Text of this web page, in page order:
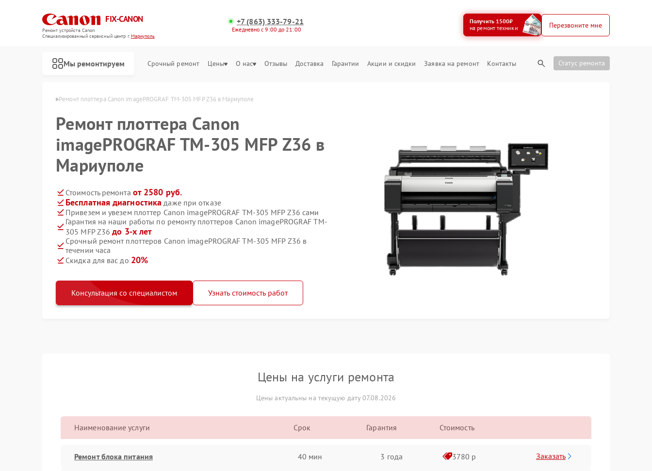
FIX-CANON
Ремонт устройств Canon
Специализированный cервисный центр г.Мариуполь
+7 (863) 333-79-21
Ежедневно с 9:00 до 21:00
Получить 1500₽
на ремонт техники
Перезвоните мне
Мы ремонтируем Срочный ремонт Цены О нас Отзывы Доставка Гарантии Акции и скидки Заявка на ремонт Контакты Статус ремонта
в Мариуполе Ремонт плоттера Canon imagePROGRAF TM-305 MFP Z36 в Мариуполе
Ремонт плоттера Canon
imagePROGRAF TM-305 MFP Z36 в
Мариуполе
Стоимость ремонта от 2580 руб.
Бесплатная диагностика даже при отказе
Привезем и увезем плоттер Canon imagePROGRAF TM-305 MFP Z36 сами
Гарантия на наши работы по ремонту плоттеров Canon imagePROGRAF TM-
305 MFP Z36до 3-х лет
Срочный ремонт плоттеров Canon imagePROGRAF TM-305 MFP Z36 в
течении часа
Скидка для вас до 20%
Консультация со специалистом Узнать стоимость работ
Цены на услуги ремонта
Цены актуальны на текущую дату 07.08.2026
Наименование услуги Срок Гарантия Стоимость
Ремонт блока питания 40 мин 3 года 3780 р Заказать